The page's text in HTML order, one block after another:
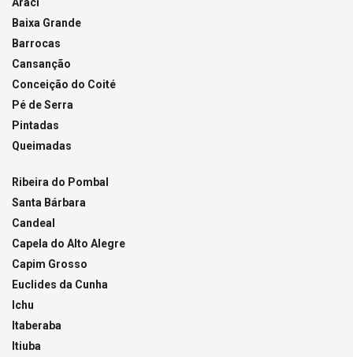
Baixa Grande
Barrocas
Cansanção
Conceição do Coité
Pé de Serra
Pintadas
Queimadas
Ribeira do Pombal
Santa Bárbara
Candeal
Capela do Alto Alegre
Capim Grosso
Euclides da Cunha
Ichu
Itaberaba
Itiuba